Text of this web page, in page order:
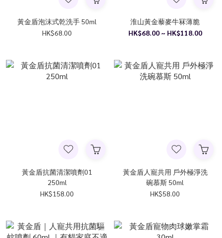
黃金盾泡沫式乾洗手 50ml
HK$68.00
淮山黃金藜麥牛冧薄脆
HK$68.00 ~ HK$118.00
黃金盾抗菌清潔噴劑01
250ml
HK$158.00
黃金盾人寵共用 戶外極淨洗
碗慕斯 50ml
HK$58.00